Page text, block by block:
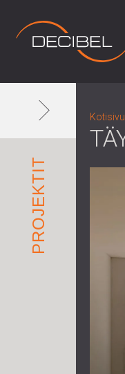
PROJEKTIT
Kotisivu